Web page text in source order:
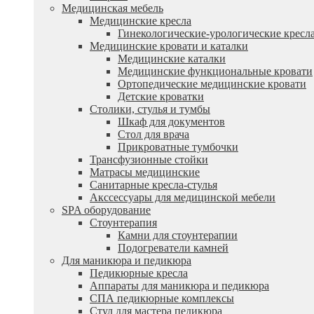
Медицинская мебель
Медицинские кресла
Гинекологические-урологические
Медицинские кровати и каталки
Медицинские каталки
Медицинские функциональные кровати
Ортопедические медицинские кровати
Детские кроватки
Столики, стулья и тумбы
Шкаф для документов
Стол для врача
Прикроватные тумбочки
Трансфузионные стойки
Матрасы медицинские
Санитарные кресла-стулья
Акссессуары для медицинской мебели
SPA оборудование
Стоунтерапия
Камни для стоунтерапии
Подогреватели камней
Для маникюра и педикюра
Педикюрные кресла
Аппараты для маникюра и педикюра
СПА педикюрные комплексы
Стул для мастера педикюра